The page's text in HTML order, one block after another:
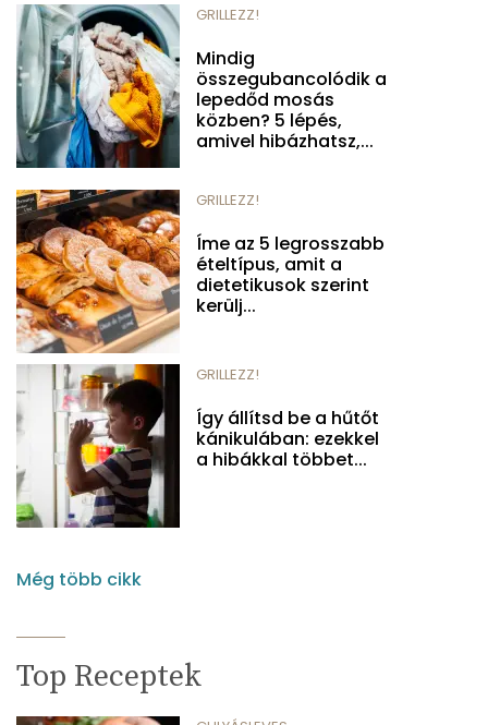
GRILLEZZ!
Mindig
összegubancolódik a
lepedőd mosás
közben? 5 lépés,
amivel hibázhatsz,...
GRILLEZZ!
Íme az 5 legrosszabb
ételtípus, amit a
dietetikusok szerint
kerülj...
GRILLEZZ!
Így állítsd be a hűtőt
kánikulában: ezekkel
a hibákkal többet...
Még több cikk
Top Receptek